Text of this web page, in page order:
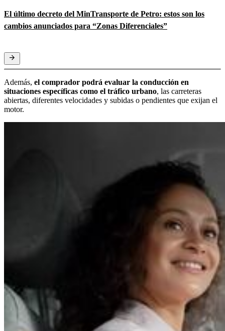
El último decreto del MinTransporte de Petro: estos son los
cambios anunciados para “Zonas Diferenciales”
Además, el comprador podrá evaluar la conducción en
situaciones específicas como el tráfico urbano, las carreteras
abiertas, diferentes velocidades y subidas o pendientes que exijan el
motor.